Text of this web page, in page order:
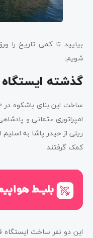
بیایید تا کمی تاریخ را
شویم:
گذشته ایستگاه
امپراتوری عثمانی و
ریلی از حیدر پاشا به
کمک گرفتند.